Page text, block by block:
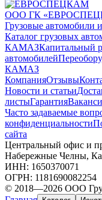
ООО ГК
Грузовые автомобили
Каталог грузовых
КАМАЗКапитальный
автомобилей
КАМАЗ
КомпанияОтзывы
Новости и статьи
листыГарантия
Часто задаваемые
конфиденциальности
сайта
Центральный офис и
Набережные Челны,
ИНН: 1650370071
ОГРН: 1181690082254
© 2018—2026 ООО